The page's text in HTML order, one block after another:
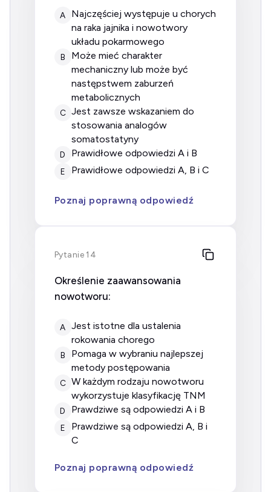
A
najczęściej występuje u chorych
na raka jajnika i nowotwory
układu pokarmowego
B
może mieć charakter
mechaniczny lub może być
następstwem zaburzeń
metabolicznych
C jest zawsze wskazaniem do
stosowania analogów
somatostatyny
D prawidłowe odpowiedzi A i B
E prawidłowe odpowiedzi A, B i C
Poznaj poprawną odpowiedź
Pytanie 14
Określenie zaawansowania
nowotworu:
A
jest istotne dla ustalenia
rokowania chorego
B
pomaga w wybraniu najlepszej
metody postępowania
C w każdym rodzaju nowotworu
wykorzystuje klasyfikację TNM
D prawdziwe są odpowiedzi A i B
E
prawdziwe są odpowiedzi A, B i
C
Poznaj poprawną odpowiedź